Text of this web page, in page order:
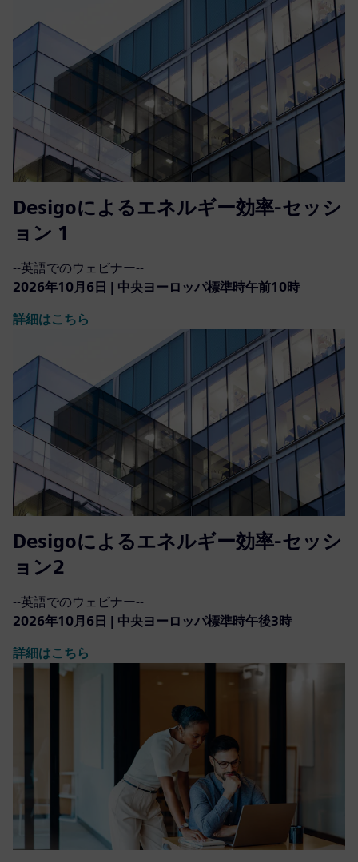
Desigoによるエネルギー効率-セッシ
ョン 1
--英語でのウェビナー--
2026年10月6日 | 中央ヨーロッパ標準時午前10時
詳細はこちら
Desigoによるエネルギー効率-セッシ
ョン2
--英語でのウェビナー--
2026年10月6日 | 中央ヨーロッパ標準時午後3時
詳細はこちら